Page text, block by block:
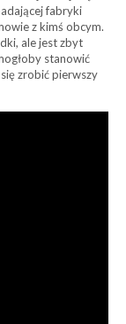
fabryki
z kimś obcym.
ale jest zbyt
stanowić
zrobić pierwszy